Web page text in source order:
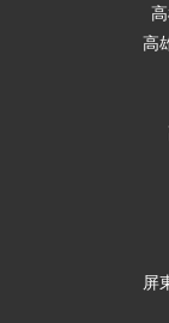
高
屏